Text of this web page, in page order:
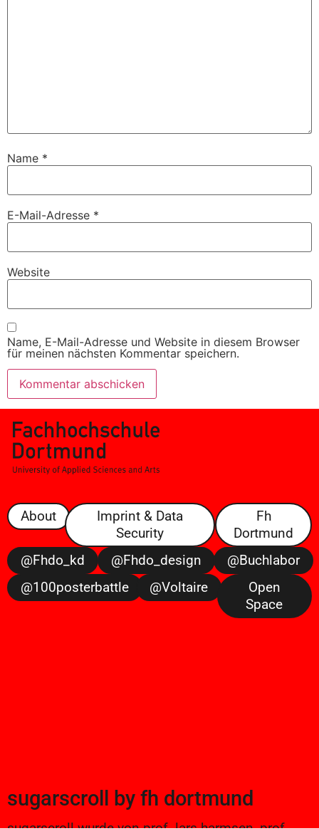
Name *
E-Mail-Adresse *
Website
Name, E-Mail-Adresse und Website in diesem Browser
für meinen nächsten Kommentar speichern.
About
Imprint & Data
Security
Fh
Dortmund
@fhdo_kd
@fhdo_design
@buchlabor
@100posterbattle
@voltaire
Open
Space
sugarscroll by fh dortmund